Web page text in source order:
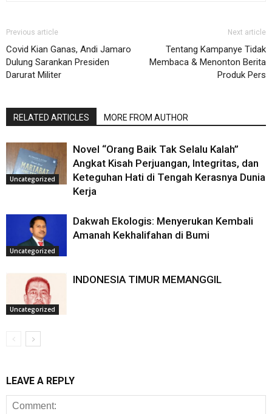
Previous article
Covid Kian Ganas, Andi Jamaro
Dulung Sarankan Presiden
Darurat Militer
Next article
Tentang Kampanye Tidak
Membaca & Menonton Berita
Produk Pers
RELATED ARTICLES MORE FROM AUTHOR
Uncategorized
Novel “Orang Baik Tak Selalu Kalah”
Angkat Kisah Perjuangan, Integritas, dan
Keteguhan Hati di Tengah Kerasnya Dunia
Kerja
Uncategorized
Dakwah Ekologis: Menyerukan Kembali
Amanah Kekhalifahan di Bumi
Uncategorized
INDONESIA TIMUR MEMANGGIL
LEAVE A REPLY